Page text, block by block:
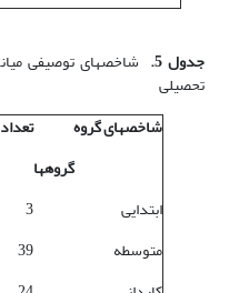
جدول 5.
تحصیلی
شاخصهای گروه
گروهها
تعداد
ابتدایی 3
متوسطه
39